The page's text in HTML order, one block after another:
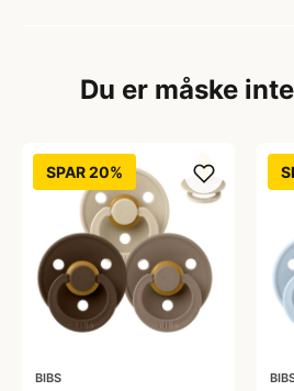
Du er måske
SPAR 20%
BIBS